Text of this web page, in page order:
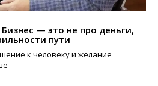
— это не про деньги,
пути
к человеку и желание